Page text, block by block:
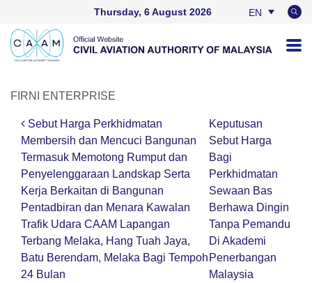
Thursday, 6 August 2026
EN
FIRNI ENTERPRISE
Post navigation
Sebut Harga Perkhidmatan
Membersih dan Mencuci Bangunan
Termasuk Memotong Rumput dan
Penyelenggaraan Landskap Serta
Kerja Berkaitan di Bangunan
Pentadbiran dan Menara Kawalan
Trafik Udara CAAM Lapangan
Terbang Melaka, Hang Tuah Jaya,
Batu Berendam, Melaka Bagi Tempoh
24 Bulan
Keputusan
Sebut Harga
Bagi
Perkhidmatan
Sewaan Bas
Berhawa Dingin
Tanpa Pemandu
Di Akademi
Penerbangan
Malaysia